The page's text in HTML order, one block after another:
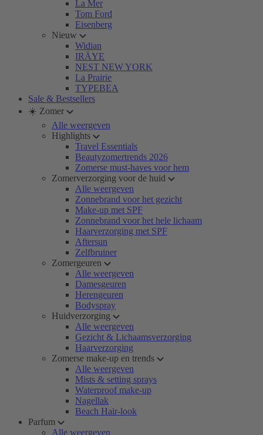
La Mer
Tom Ford
Eisenberg
Nieuw
Widian
IRÄYE
NEST NEW YORK
La Prairie
TYPEBEA
Sale & Bestsellers
☀️ Zomer
Alle weergeven
Highlights
Travel Essentials
Beautyzomertrends 2026
Zomerse must-haves voor hem
Zomerverzorging voor de huid
Alle weergeven
Zonnebrand voor het gezicht
Make-up met SPF
Zonnebrand voor het hele lichaam
Haarverzorging met SPF
Aftersun
Zelfbruiner
Zomergeuren
Alle weergeven
Damesgeuren
Herengeuren
Bodyspray
Huidverzorging
Alle weergeven
Gezicht & Lichaamsverzorging
Haarverzorging
Zomerse make-up en trends
Alle weergeven
Mists & setting sprays
Waterproof make-up
Nagellak
Beach Hair-look
Parfum
Alle weergeven